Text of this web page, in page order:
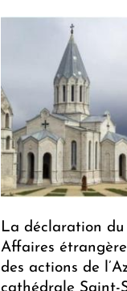
La déclaration du
Affaires
des actions de